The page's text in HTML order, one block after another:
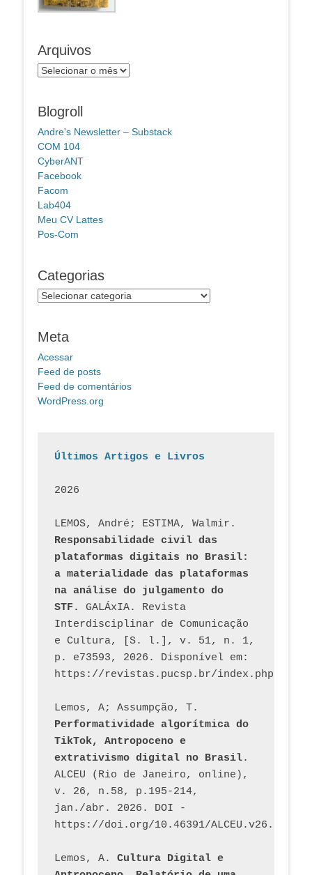
Arquivos
Arquivos
Blogroll
Andre's Newsletter – Substack
COM 104
CyberANT
Facebook
Facom
Lab404
Meu CV Lattes
Pos-Com
Categorias
Categorias
Meta
Acessar
Feed de posts
Feed de comentários
WordPress.org
Últimos Artigos e Livros
2026
Responsabilidade civil das
plataformas digitais no Brasil:
a materialidade das plataformas
na análise do julgamento do
STF.
GALÁxIA. Revista
Interdisciplinar de Comunicação
e Cultura, [S. l.], v. 51, n. 1,
p. e73593, 2026. Disponível em:
Performatividade algorítmica do
TikTok, Antropoceno e
extrativismo digital no Brasil.
ALCEU (Rio de Janeiro, online),
v. 26, n.58, p.195-214,
jan./abr. 2026. DOI -
https://doi.org/10.46391/
Lemos, A. Cultura Digital e